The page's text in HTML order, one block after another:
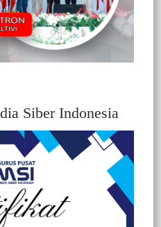
Siber Indonesia